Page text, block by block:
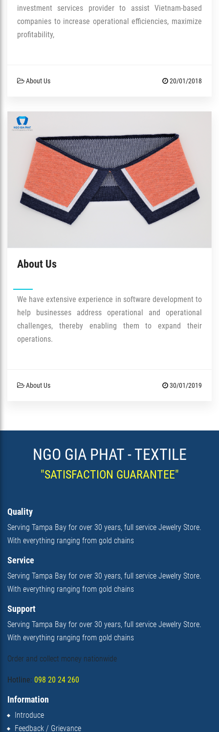
investment services provider to assist Vietnam-based
companies to increase operational efficiencies, maximize
profitability,
About Us 20/01/2018
About Us
We have extensive experience in software development to
help businesses address operational and operational
challenges, thereby enabling them to expand their
operations.
About Us 30/01/2019
NGO GIA PHAT - TEXTILE
"SATISFACTION GUARANTEE"
Quality
Serving Tampa Bay for over 30 years, full service Jewelry Store.
With everything ranging from gold chains
Service
Serving Tampa Bay for over 30 years, full service Jewelry Store.
With everything ranging from gold chains
Support
Serving Tampa Bay for over 30 years, full service Jewelry Store.
With everything ranging from gold chains
Order and collect money nationwide
Hotline: 098 20 24 260
Information
Introduce
Feedback / Grievance